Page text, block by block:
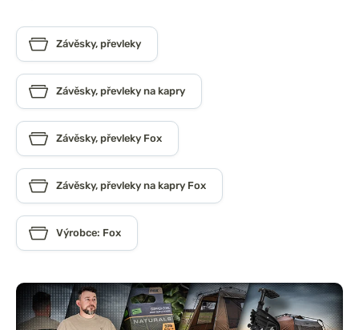
Závěsky, převleky
Závěsky, převleky na kapry
Závěsky, převleky Fox
Závěsky, převleky na kapry Fox
Výrobce: Fox